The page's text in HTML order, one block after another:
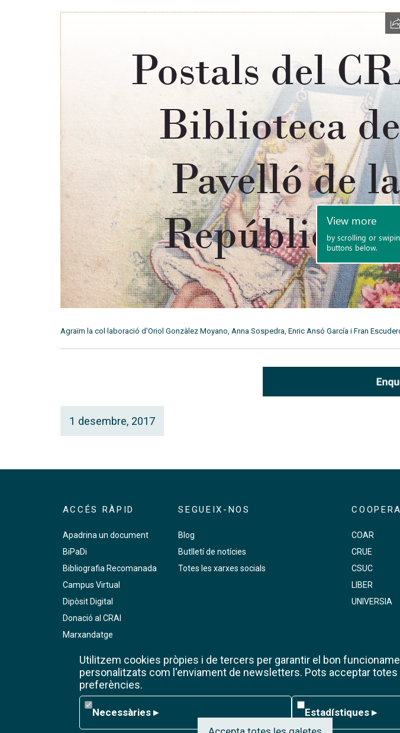
Agraïm la col·laboració d'Oriol Gonzàlez Moyano, Anna Sospedra, Enric Ansó García i Fran
1 desembre, 2017
ACCÉS RÀPID
Apadrina un document
BiPaDi
Bibliografia Recomanada
Campus Virtual
Dipòsit Digital
Donació al CRAI
Marxandatge
Premsa digital
RCUB
Reserva de sales de treball
Wifi de la UB
SEGUEIX-NOS
Blog
Butlletí de notícies
Totes les xarxes socials
COAR
CRUE
CSUC
LIBER
UNIVERSIA
Utilitzem cookies pròpies i de tercers per garantir el bon
personalitzats com l'enviament de newsletters. Pots acceptar
preferències.
Necessàries
Necessàries▸ Estadístiques
Estadístiques ▸